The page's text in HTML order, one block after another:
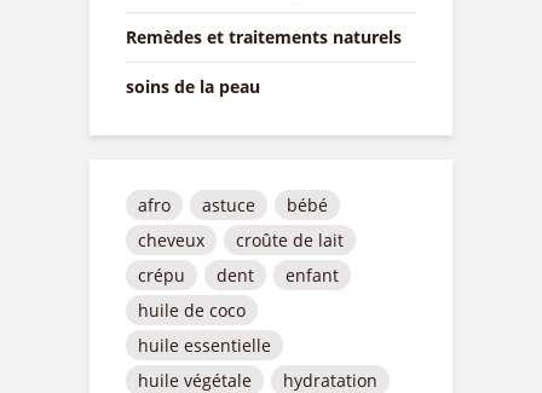
Remèdes et traitements naturels
soins de la peau
afro astuce
bébé
cheveux
croûte de lait
crépu
dent
enfant
huile de coco
huile essentielle
huile végétale
hydratation